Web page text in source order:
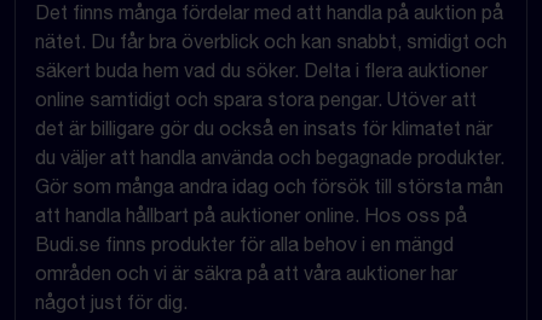
Det finns många fördelar med att handla på auktion på
nätet. Du får bra överblick och kan snabbt, smidigt och
säkert buda hem vad du söker. Delta i flera auktioner
online samtidigt och spara stora pengar. Utöver att
det är billigare gör du också en insats för klimatet när
du väljer att handla använda och begagnade produkter.
Gör som många andra idag och försök till största mån
att handla hållbart på auktioner online. Hos oss på
Budi.se finns produkter för alla behov i en mängd
områden och vi är säkra på att våra auktioner har
något just för dig.